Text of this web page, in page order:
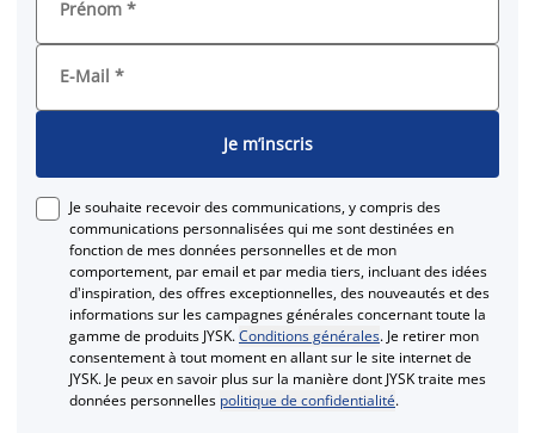
Prénom *
E-Mail *
Je m’inscris
Je souhaite recevoir des communications, y compris des
communications personnalisées qui me sont destinées en
fonction de mes données personnelles et de mon
comportement, par email et par media tiers, incluant des idées
d'inspiration, des offres exceptionnelles, des nouveautés et des
informations sur les campagnes générales concernant toute la
gamme de produits JYSK.Conditions générales. Je retirer mon
consentement à tout moment en allant sur le site internet de
JYSK. Je peux en savoir plus sur la manière dont JYSK traite mes
données personnelles politique de confidentialité.